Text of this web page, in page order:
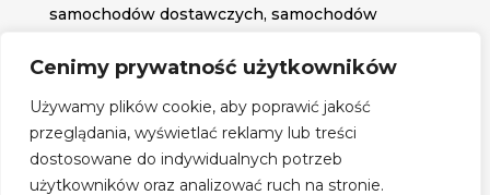
Cenimy prywatność użytkowników
Używamy plików cookie, aby poprawić jakość
przeglądania, wyświetlać reklamy lub treści
dostosowane do indywidualnych potrzeb
użytkowników oraz analizować ruch na stronie.
samochodów dostawczych, samochodów
potrzebujesz.
Znajdź nas na: 
Obserwuj nas na:
Regulamin zakupów